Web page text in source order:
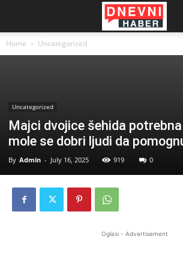
Home Uncategorized
Uncategorized
Majci dvojice šehida
mole se dobri ljudi da
By Admin - July 16, 2025 919 0
Oglasi - Advertisement